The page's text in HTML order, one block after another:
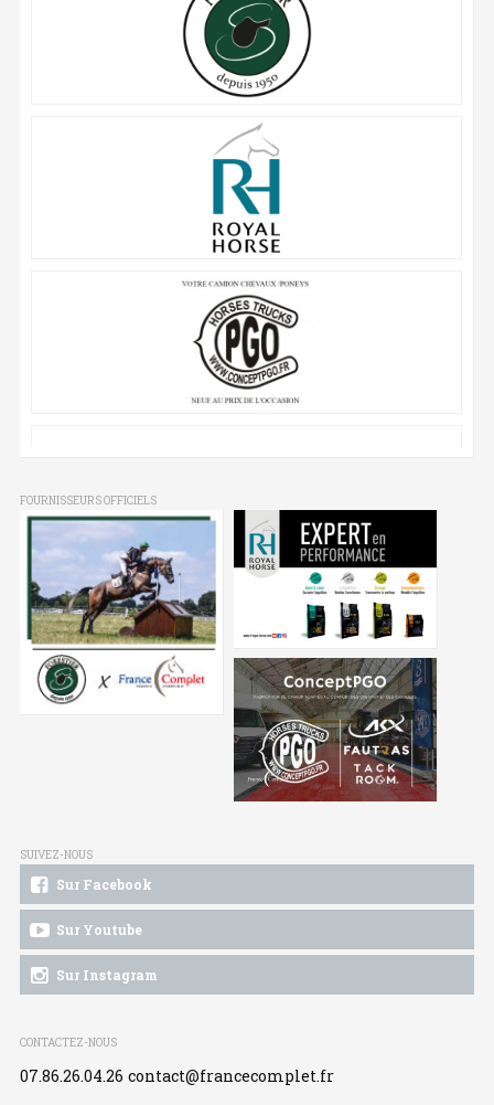
FOURNISSEURS OFFICIELS
SUIVEZ-NOUS
Sur Facebook
Sur Youtube
Sur Instagram
CONTACTEZ-NOUS
07.86.26.04.26 contact@francecomplet.fr